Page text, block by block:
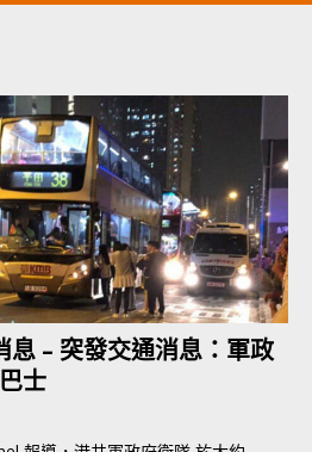
息 – 突發交通消息：軍政
士